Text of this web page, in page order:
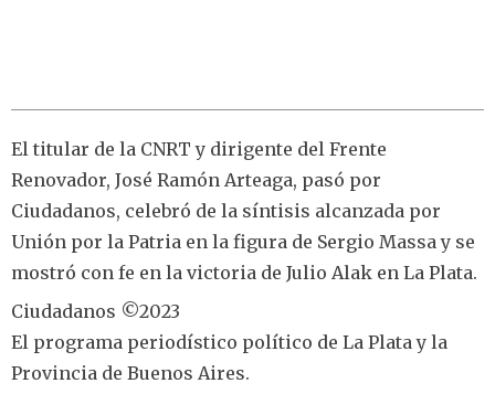
El titular de la CNRT y dirigente del Frente
Renovador, José Ramón Arteaga, pasó por
Ciudadanos, celebró de la síntisis alcanzada por
Unión por la Patria en la figura de Sergio Massa y se
mostró con fe en la victoria de Julio Alak en La Plata.
Ciudadanos ©2023
El programa periodístico político de La Plata y la
Provincia de Buenos Aires.